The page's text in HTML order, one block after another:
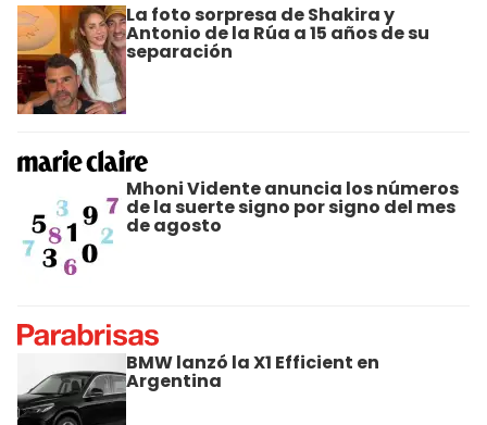
La foto sorpresa de Shakira y
Antonio de la Rúa a 15 años de su
separación
Mhoni Vidente anuncia los números
de la suerte signo por signo del mes
de agosto
BMW lanzó la X1 Efficient en
Argentina